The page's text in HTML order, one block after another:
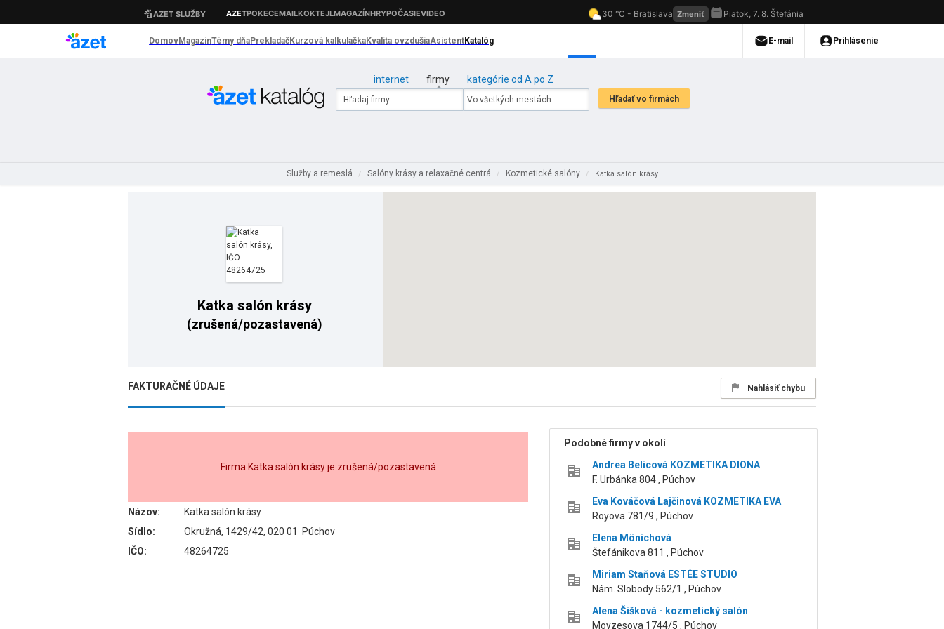
internet firmy kategórie od A po Z
Služby a remeslá / Salóny krásy a relaxačné centrá / Kozmetické salóny / Katka salón krásy
Katka salón krásy
(zrušená/pozastavená)
FAKTURAČNÉ ÚDAJE Nahlásiť chybu
Firma Katka salón krásy je zrušená/pozastavená
Názov:
Katka salón krásy
Sídlo:
Okružná, 1429/42, 020 01 Púchov
IČO:
48264725
Podobné firmy v okolí
Andrea Belicová KOZMETIKA DIONA
F. Urbánka 804 , Púchov
Eva Kováčová Lajčinová KOZMETIKA EVA
Royova 781/9 , Púchov
Elena Mönichová
Štefánikova 811 , Púchov
Miriam Staňová ESTÉE STUDIO
Nám. Slobody 562/1 , Púchov
Alena Šišková - kozmetický salón
Moyzesova 1744/5 , Púchov